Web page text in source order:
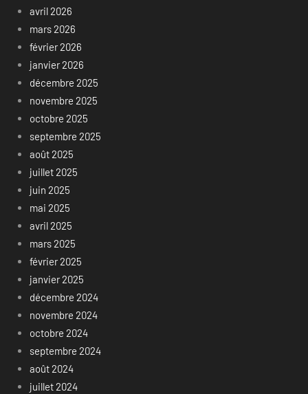
avril 2026
mars 2026
février 2026
janvier 2026
décembre 2025
novembre 2025
octobre 2025
septembre 2025
août 2025
juillet 2025
juin 2025
mai 2025
avril 2025
mars 2025
février 2025
janvier 2025
décembre 2024
novembre 2024
octobre 2024
septembre 2024
août 2024
juillet 2024